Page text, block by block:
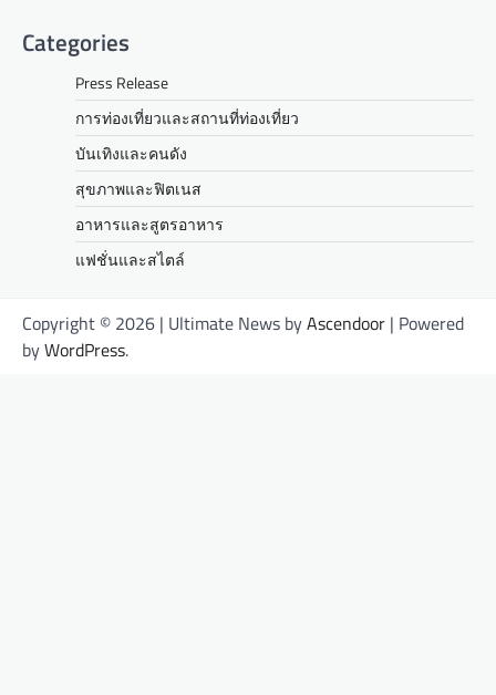
Categories
Press Release
การท่องเที่ยวและสถานที่ท่องเที่ยว
บันเทิงและคนดัง
สุขภาพและฟิตเนส
อาหารและสูตรอาหาร
แฟชั่นและสไตล์
Copyright © 2026 | Ultimate News byAscendoor | Powered
byWordPress.